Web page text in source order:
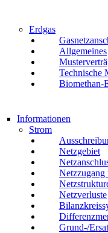
Erdgas
Allgemeines
Technische
Biomethan-
Informationen
Strom
Netzgebiet
Netzzugang
Netzverluste
Grund-/